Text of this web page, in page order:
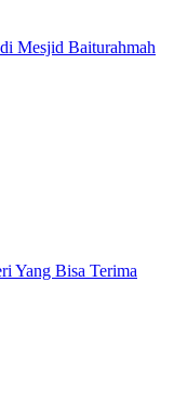
Mesjid Baiturahmah
Yang Bisa Terima